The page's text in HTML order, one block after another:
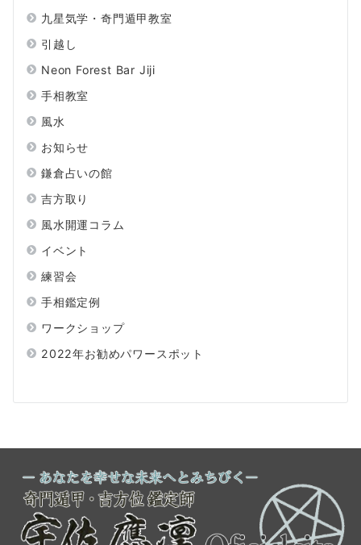
九星気学・奇門遁甲教室
引越し
Neon Forest Bar Jiji
手相教室
風水
お知らせ
鎌倉占いの館
吉方取り
風水開運コラム
イベント
練習会
手相鑑定例
ワークショップ
2022年お勧めパワースポット